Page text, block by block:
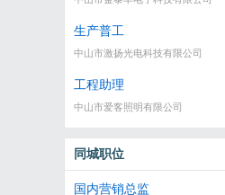
生产普工
中山市激扬光电科技有限公司
工程助理
中山市爱客照明有限公司
同城职位
国内营销总监